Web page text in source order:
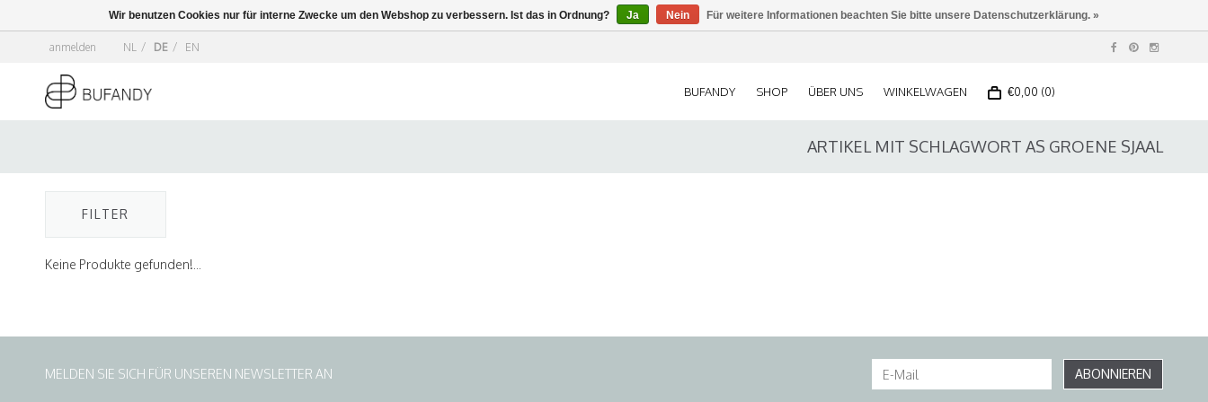
anmelden NL / DE / EN
BUFANDY SHOP ÜBER UNS WINKELWAGEN €0,00 (0)
ARTIKEL MIT SCHLAGWORT AS GROENE SJAAL
FILTER
Keine Produkte gefunden!...
MELDEN SIE SICH FÜR UNSEREN NEWSLETTER AN ABONNIEREN
Wir benutzen Cookies nur für interne Zwecke um den Webshop zu verbessern. Ist das in Ordnung? Ja Nein Für weitere Informationen beachten Sie bitte unsere Datenschutzerklärung. »